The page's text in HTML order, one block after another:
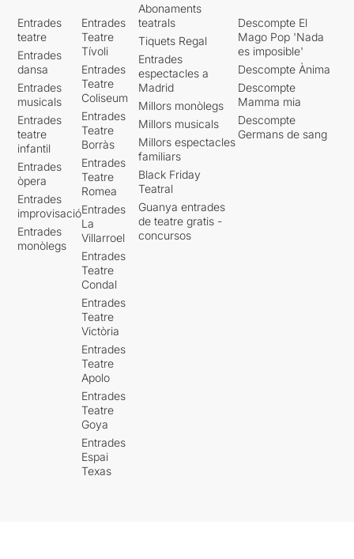
Entrades
teatre
Entrades
dansa
Entrades
musicals
Entrades
teatre
infantil
Entrades
òpera
Entrades
improvisació
Entrades
monòlegs
Entrades
Teatre
Tívoli
Entrades
Teatre
Coliseum
Entrades
Teatre
Borràs
Entrades
Teatre
Romea
Entrades
La
Villarroel
Entrades
Teatre
Condal
Entrades
Teatre
Victòria
Entrades
Teatre
Apolo
Entrades
Teatre
Goya
Entrades
Espai
Texas
Abonaments
teatrals
Tiquets Regal
Entrades
espectacles a
Madrid
Millors monòlegs
Millors musicals
Millors espectacles
familiars
Black Friday
Teatral
Guanya entrades
de teatre gratis -
concursos
Descompte El
Mago Pop 'Nada
es imposible'
Descompte Ànima
Descompte
Mamma mia
Descompte
Germans de sang